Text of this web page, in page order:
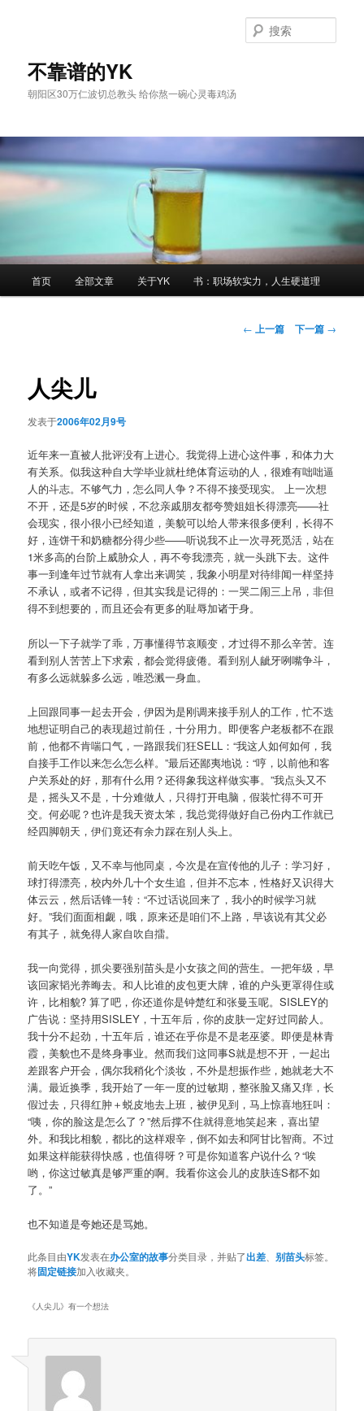
不靠谱的YK
朝阳区30万仁波切总教头 给你熬一碗心灵毒鸡汤
索
首页 全部文章 关于YK 书：职场软实力，人生硬道理
文← 上一篇 下一篇 →
人尖儿
发表于2006年02月9号
近年来一直被人批评没有上进心。我觉得上进心这件事，和体力大
有关系。似我这种自大学毕业就杜绝体育运动的人，很难有咄咄逼
人的斗志。不够气力，怎么同人争？不得不接受现实。 上一次想
不开，还是5岁的时候，不忿亲戚朋友都夸赞姐姐长得漂亮——社
会现实，很小很小已经知道，美貌可以给人带来很多便利，长得不
好，连饼干和奶糖都分得少些——听说我不止一次寻死觅活，站在
1米多高的台阶上威胁众人，再不夸我漂亮，就一头跳下去。这件
事一到逢年过节就有人拿出来调笑，我象小明星对待绯闻一样坚持
不承认，或者不记得，但其实我是记得的：一哭二闹三上吊，非但
得不到想要的，而且还会有更多的耻辱加诸于身。
所以一下子就学了乖，万事懂得节哀顺变，才过得不那么辛苦。连
看到别人苦苦上下求索，都会觉得疲倦。看到别人龇牙咧嘴争斗，
有多么远就躲多么远，唯恐溅一身血。
上回跟同事一起去开会，伊因为是刚调来接手别人的工作，忙不迭
地想证明自己的表现超过前任，十分用力。即便客户老板都不在跟
前，他都不肯喘口气，一路跟我们狂SELL：“我这人如何如何，我
自接手工作以来怎么怎么样。”最后还鄙夷地说：“哼，以前他和客
户关系处的好，那有什么用？还得象我这样做实事。”我点头又不
是，摇头又不是，十分难做人，只得打开电脑，假装忙得不可开
交。何必呢？也许是我天资太笨，我总觉得做好自己份内工作就已
经四脚朝天，伊们竟还有余力踩在别人头上。
前天吃午饭，又不幸与他同桌，今次是在宣传他的儿子：学习好，
球打得漂亮，校内外几十个女生追，但并不忘本，性格好又识得大
体云云，然后话锋一转：“不过话说回来了，我小的时候学习就
好。”我们面面相觑，哦，原来还是咱们不上路，早该说有其父必
有其子，就免得人家自吹自擂。
我一向觉得，抓尖要强别苗头是小女孩之间的营生。一把年级，早
该回家韬光养晦去。和人比谁的皮包更大牌，谁的户头更罩得住或
许，比相貌? 算了吧，你还道你是钟楚红和张曼玉呢。SISLEY的
广告说：坚持用SISLEY，十五年后，你的皮肤一定好过同龄人。
我十分不起劲，十五年后，谁还在乎你是不是老巫婆。即便是林青
霞，美貌也不是终身事业。然而我们这同事S就是想不开，一起出
差跟客户开会，偶尔我稍化个淡妆，不外是想振作些，她就老大不
满。最近换季，我开始了一年一度的过敏期，整张脸又痛又痒，长
假过去，只得红肿＋蜕皮地去上班，被伊见到，马上惊喜地狂叫：
“咦，你的脸这是怎么了？”然后撑不住就得意地笑起来，喜出望
外。和我比相貌，都比的这样艰辛，倒不如去和阿甘比智商。不过
如果这样能获得快感，也值得呀？可是你知道客户说什么？“唉
哟，你这过敏真是够严重的啊。我看你这会儿的皮肤连S都不如
了。”
也不知道是夸她还是骂她。
此条目由YK发表在办公室的故事分类目录，并贴了出差 、别苗头标签。
将固定链接加入收藏夹。
《人尖儿》有一个想法